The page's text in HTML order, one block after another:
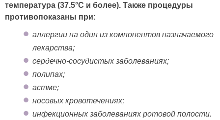
температура (37.5°С и более). Также процедуры
противопоказаны при:
аллергии на один из компонентов назначаемого
лекарства;
сердечно-сосудистых заболеваниях;
полипах;
астме;
носовых кровотечениях;
инфекционных заболеваниях ротовой полости.